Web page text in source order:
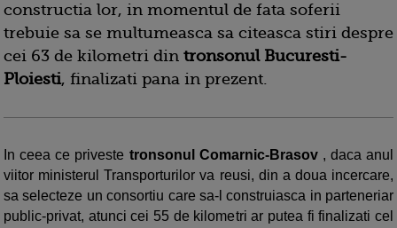
constructia lor, in momentul de fata soferii
trebuie sa se multumeasca sa citeasca stiri despre
cei 63 de kilometri din tronsonul Bucuresti-
Ploiesti, finalizati pana in prezent.
In ceea ce priveste tronsonul Comarnic-Brasov, daca anul
viitor ministerul Transporturilor va reusi, din a doua incercare,
sa selecteze un consortiu care sa-l construiasca in parteneriar
public-privat, atunci cei 55 de kilometri ar putea fi finalizati cel